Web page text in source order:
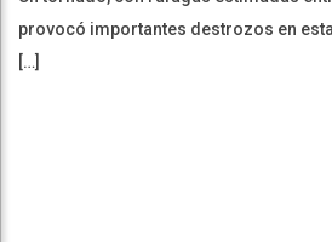
provocó importantes destrozos en
[…]